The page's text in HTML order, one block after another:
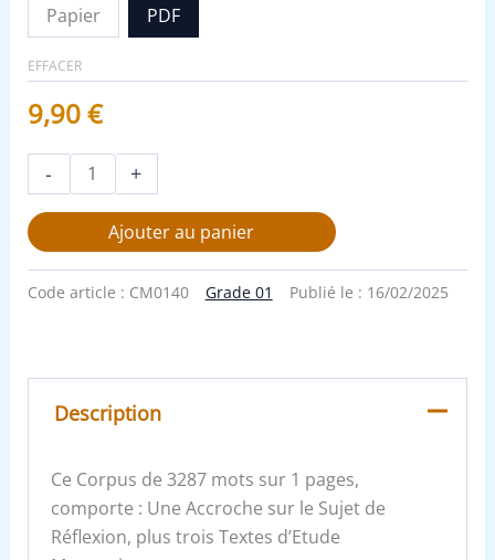
Papier PDF
EFFACER
9,90€
- +
Ajouter au panier
Code article : CM0140 Grade 01 Publié le : 16/02/2025
Description
Ce Corpus de 3287 mots sur 1 pages,
comporte : Une Accroche sur le Sujet de
Réflexion, plus trois Textes d’Etude